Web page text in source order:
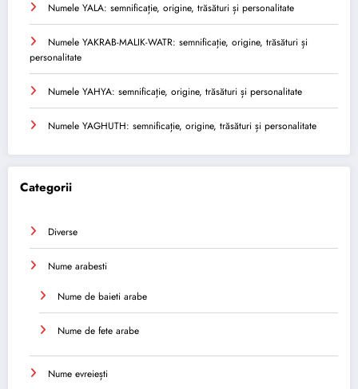
Numele YALA: semnificație, origine, trăsături și personalitate
Numele YAKRAB-MALIK-WATR: semnificație, origine, trăsături și
personalitate
Numele YAHYA: semnificație, origine, trăsături și personalitate
Numele YAGHUTH: semnificație, origine, trăsături și personalitate
Categorii
Diverse
Nume arabesti
Nume de baieti arabe
Nume de fete arabe
Nume evreiești